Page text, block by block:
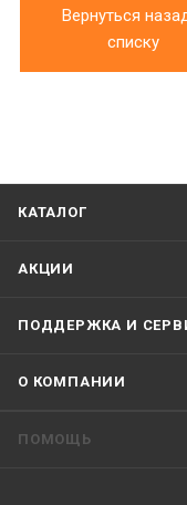
Вернуться
списку
КАТАЛОГ
АКЦИИ
ПОДДЕРЖКА И
О КОМПАНИИ
ПОМОЩЬ